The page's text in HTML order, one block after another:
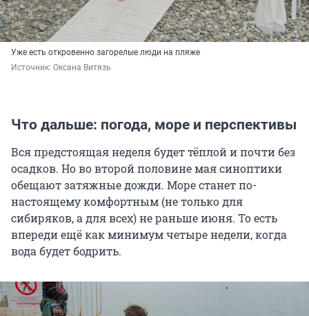
Уже есть откровенно загорелые люди на пляже
Источник: Оксана Витязь
Что дальше: погода, море и перспективы
Вся предстоящая неделя будет тёплой и почти без
осадков. Но во второй половине мая синоптики
обещают затяжные дожди. Море станет по-
настоящему комфортным (не только для
сибиряков, а для всех) не раньше июня. То есть
впереди ещё как минимум четыре недели, когда
вода будет бодрить.